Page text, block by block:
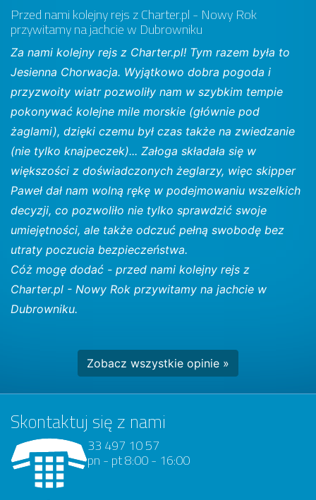
Przed nami kolejny rejs z Charter.pl - Nowy Rok
przywitamy na jachcie w Dubrowniku
Za nami kolejny rejs z Charter.pl! Tym razem była to
Jesienna Chorwacja. Wyjątkowo dobra pogoda i
przyzwoity wiatr pozwoliły nam w szybkim tempie
pokonywać kolejne mile morskie (głównie pod
żaglami), dzięki czemu był czas także na zwiedzanie
(nie tylko knajpeczek)... Załoga składała się w
większości z doświadczonych żeglarzy, więc skipper
Paweł dał nam wolną rękę w podejmowaniu wszelkich
decyzji, co pozwoliło nie tylko sprawdzić swoje
umiejętności, ale także odczuć pełną swobodę bez
utraty poczucia bezpieczeństwa.
Cóż mogę dodać - przed nami kolejny rejs z
Charter.pl - Nowy Rok przywitamy na jachcie w
Dubrowniku.
Zobacz wszystkie opinie »
Skontaktuj się z nami
33 497 10 57
pn - pt 8:00 - 16:00